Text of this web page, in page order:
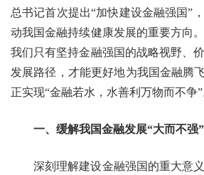
总书记首次提出“加快建设金融强国”
动我国金融持续健康发展的重要方向
我们只有坚持金融强国的战略视野、
发展路径，才能更好地为我国金融腾
正实现“金融若水，水善利万物而不争”
一、缓解我国金融发展“大而不强
深刻理解建设金融强国的重大意